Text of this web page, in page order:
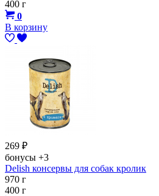
400 г
0
В корзину
269 ₽
бонусы +3
Delish консервы для собак кролик
970 г
400 г